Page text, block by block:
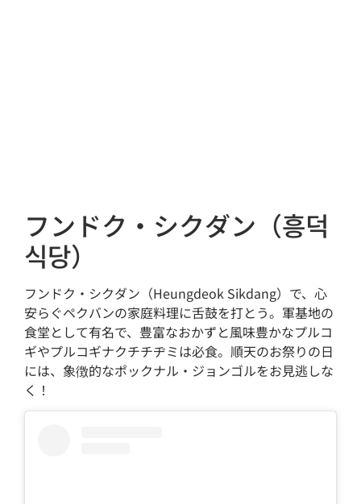
フンドク・シクダン（흥덕
식당）
フンドク・シクダン（Heungdeok Sikdang）で、心
安らぐペクバンの家庭料理に舌鼓を打とう。軍基地の
食堂として有名で、豊富なおかずと風味豊かなプルコ
ギやプルコギナクチチヂミは必食。順天のお祭りの日
には、象徴的なポックナル・ジョンゴルをお見逃しな
く！